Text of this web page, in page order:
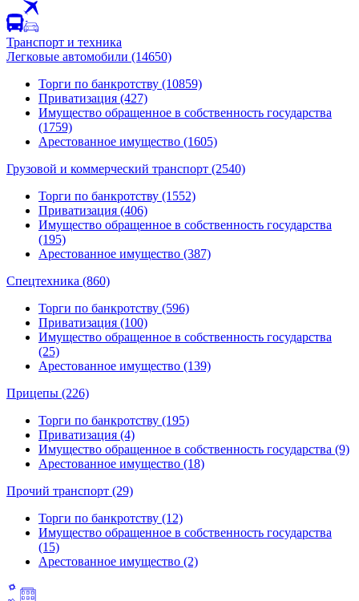
Транспорт и техника
Легковые автомобили (14650)
Торги по банкротству (10859)
Приватизация (427)
Имущество обращенное в собственность государства
(1759)
Арестованное имущество (1605)
Грузовой и коммерческий транспорт (2540)
Торги по банкротству (1552)
Приватизация (406)
Имущество обращенное в собственность государства
(195)
Арестованное имущество (387)
Спецтехника (860)
Торги по банкротству (596)
Приватизация (100)
Имущество обращенное в собственность государства
(25)
Арестованное имущество (139)
Прицепы (226)
Торги по банкротству (195)
Приватизация (4)
Имущество обращенное в собственность государства (9)
Арестованное имущество (18)
Прочий транспорт (29)
Торги по банкротству (12)
Имущество обращенное в собственность государства
(15)
Арестованное имущество (2)